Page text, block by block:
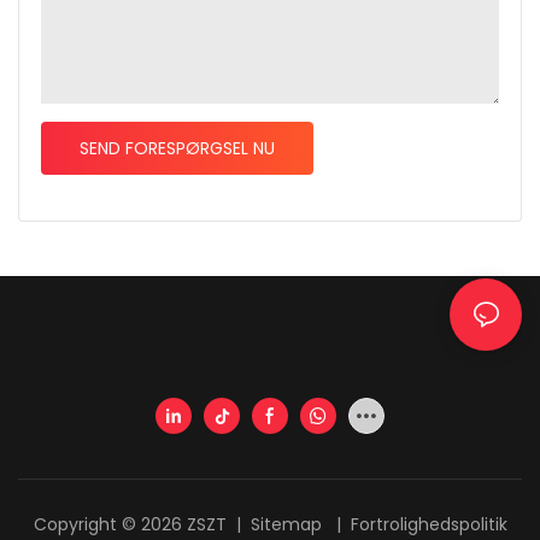
SEND FORESPØRGSEL NU
Copyright © 2026 ZSZT | Sitemap | Fortrolighedspolitik